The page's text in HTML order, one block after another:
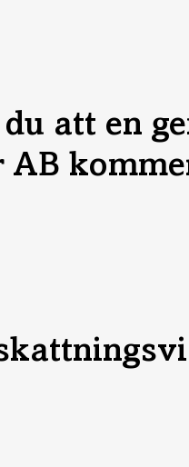
att en
AB